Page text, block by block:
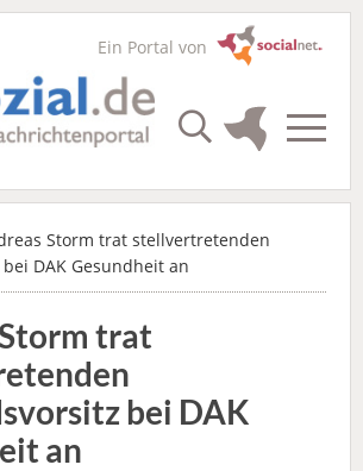
Ein Portal von
Storm trat stellvertretenden
DAK Gesundheit an
trat
bei DAK
an